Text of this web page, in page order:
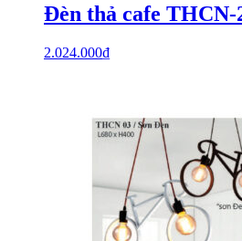
Đèn thả cafe
2.024.000₫